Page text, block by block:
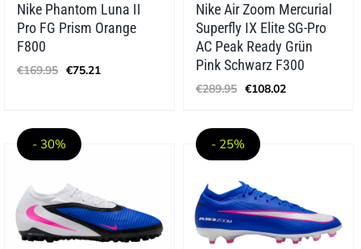
Nike Phantom Luna II
Pro FG Prism Orange
F800
€169.95 Ursprünglicher
€75.21
Nike Air Zoom Mercurial
Superfly IX Elite SG-Pro
AC Peak Ready Grün
Pink Schwarz F300
€289.95 Ursprünglicher
€289.95
€108.02Aktueller
- 30% - 25%